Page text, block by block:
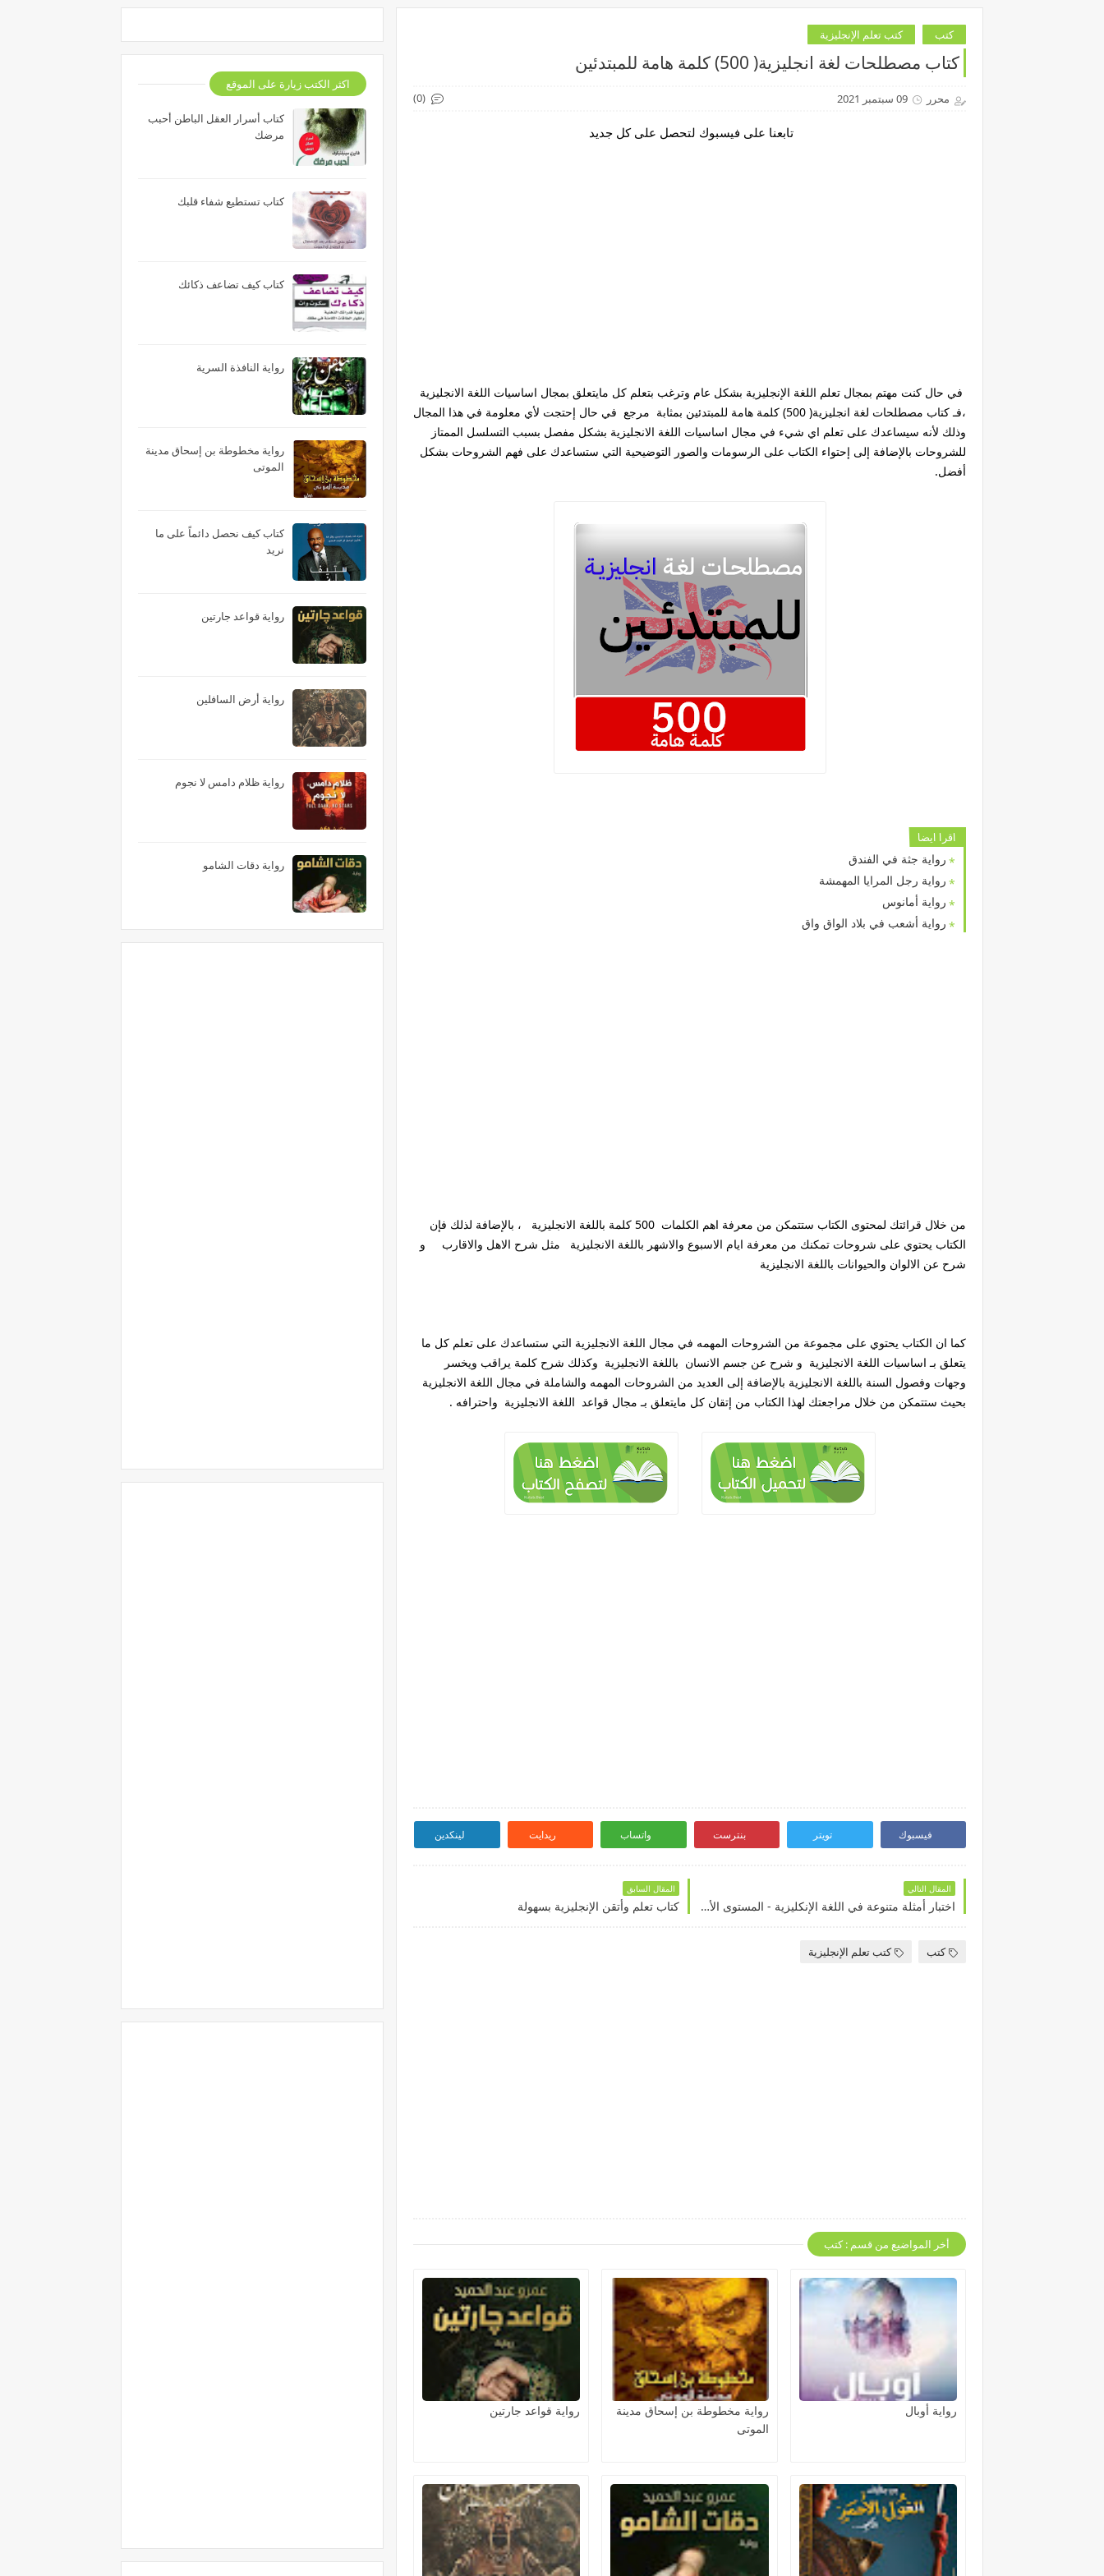
كتب كتب تعلم الإنجليزية
كتاب مصطلحات لغة انجليزية( 500) كلمة هامة للمبتدئين
محرر 09 سبتمبر 2021 (0)
تابعنا على فيسبوك لتحصل على كل جديد
في حال كنت مهتم بمجال تعلم اللغة الإنجليزية بشكل عام وترغب بتعلم كل مايتعلق بمجال اساسيات اللغة الانجليزية
،فـ كتاب مصطلحات لغة انجليزية( 500) كلمة هامة للمبتدئين بمثابة مرجع في حال إحتجت لأي معلومة في هذا المجال
وذلك لأنه سيساعدك على تعلم اي شيء في مجال اساسيات اللغة الانجليزية بشكل مفصل بسبب التسلسل الممتاز
للشروحات بالإضافة إلى إحتواء الكتاب على الرسومات والصور التوضيحية التي ستساعدك على فهم الشروحات بشكل
أفضل.
اقرا ايضا
رواية جثة في الفندق
رواية رجل المرايا المهمشة
رواية أمانوس
رواية أشعب في بلاد الواق واق
من خلال قرائتك لمحتوى الكتاب ستتمكن من معرفة اهم الكلمات 500 كلمة باللغة الانجليزية ، بالإضافة لذلك فإن
الكتاب يحتوي على شروحات تمكنك من معرفة ايام الاسبوع والاشهر باللغة الانجليزية مثل شرح الاهل والاقارب و
شرح عن الالوان والحيوانات باللغة الانجليزية
كما ان الكتاب يحتوي على مجموعة من الشروحات المهمه في مجال اللغة الانجليزية التي ستساعدك على تعلم كل ما
يتعلق بـ اساسيات اللغة الانجليزية و شرح عن جسم الانسان باللغة الانجليزية وكذلك شرح كلمة يراقب ويخسر
وجهات وفصول السنة باللغة الانجليزية بالإضافة إلى العديد من الشروحات المهمه والشاملة في مجال اللغة الانجليزية
بحيث ستتمكن من خلال مراجعتك لهذا الكتاب من إتقان كل مايتعلق بـ مجال قواعد اللغة الانجليزية واحترافه .
فيسبوك تويتر بنترست واتساب ريدايت لينكدين
المقال التالي
اختبار أمثلة متنوعة في اللغة الإنكليزية - المستوى الأول
المقال السابق
كتاب تعلم وأتقن الإنجليزية بسهولة
كتب كتب تعلم الإنجليزية
أخر المواضيع من قسم : كتب
رواية أوبال
رواية مخطوطة بن إسحاق مدينة
الموتى
رواية قواعد جارتين
اكثر الكتب زيارة على الموقع
كتاب أسرار العقل الباطن أحبب
مرضك
كتاب تستطيع شفاء قلبك
كتاب كيف تضاعف ذكائك
رواية النافذة السرية
رواية مخطوطة بن إسحاق مدينة
الموتى
كتاب كيف نحصل دائماً على ما
نريد
رواية قواعد جارتين
رواية أرض السافلين
رواية ظلام دامس لا نجوم
رواية دقات الشامو